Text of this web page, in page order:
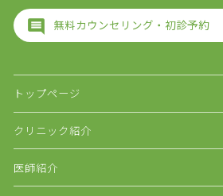
無料カウンセリング・初診予約
トップページ
クリニック紹介
医師紹介